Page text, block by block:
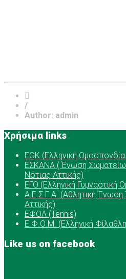
/
Author: admin
Χρήσιμα links
ΕOK (Ελληνική
ΕΣΚΑΝΑ ( Ένωση
Νότιας Αττικής)
ΕΓΟ (Ελληνική Γυμναστική
Α.Ε.Σ.Γ.Α. (Αθλητική Ένωση
Αττικής)
ΕΦΟΑ (Tennis)
Ε.Φ.Ο.Μ. (Ελληνική
Like us on facebook